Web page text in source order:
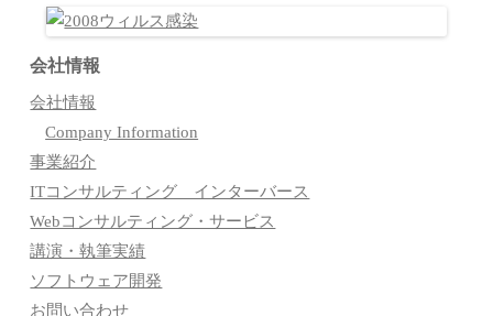
会社情報
会社情報
Company Information
事業紹介
ITコンサルティング インターバース
Webコンサルティング・サービス
講演・執筆実績
ソフトウェア開発
お問い合わせ